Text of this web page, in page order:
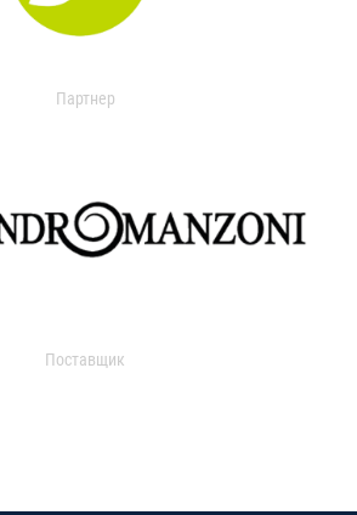
Партнер
Поставщик